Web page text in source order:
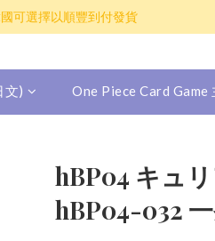
滿$800包順豐(香港境內)
可選擇以順豐到付發貨
文) One Piece Card Game
hBP04 キュ
hBP04-032